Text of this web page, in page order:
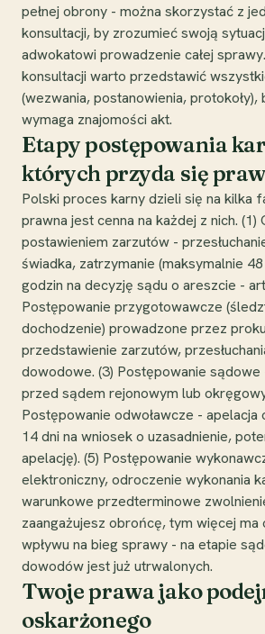
pełnej obrony - można skorzystać z
konsultacji, by zrozumieć swoją
adwokatowi prowadzenie całej
konsultacji warto przedstawić
(wezwania, postanowienia,
wymaga znajomości akt.
Etapy postępowania
których przyda się
Polski proces karny dzieli się na kilka
prawna jest cenna na każdej z nich. (1)
postawieniem zarzutów -
świadka, zatrzymanie (maksymalnie
godzin na decyzję sądu o areszcie -
Postępowanie przygotowawcze
dochodzenie) prowadzone przez
przedstawienie zarzutów,
dowodowe. (3) Postępowanie sądowe
przed sądem rejonowym lub
Postępowanie odwoławcze - apelacja
14 dni na wniosek o uzasadnienie,
apelację). (5) Postępowanie
elektroniczny, odroczenie wykonania
warunkowe przedterminowe
zaangażujesz obrońcę, tym więcej ma
wpływu na bieg sprawy - na etapie
dowodów jest już utrwalonych.
Twoje prawa jako
oskarżonego